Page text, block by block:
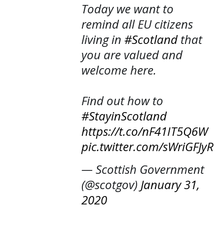
Today we want to
remind all EU citizens
living in #Scotlandthat
you are valued and
welcome here.
Find out how to
#StayinScotland
https://t.co/nF41IT5Q6W
pic.twitter.com/sWriGFJyRo
— Scottish Government
(@scotgov) January 31,
2020